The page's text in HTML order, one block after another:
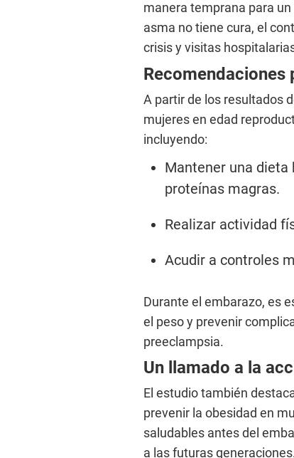
manera temprana para
asma no tiene cura, el
crisis y visitas
Recomendaciones
A partir de los resultados
mujeres en edad
incluyendo:
Mantener una dieta
proteínas magras.
Realizar actividad
Acudir a controles
Durante el embarazo, es
el peso y prevenir
preeclampsia.
Un llamado a la
El estudio también
prevenir la obesidad en
saludables antes del
a las futuras